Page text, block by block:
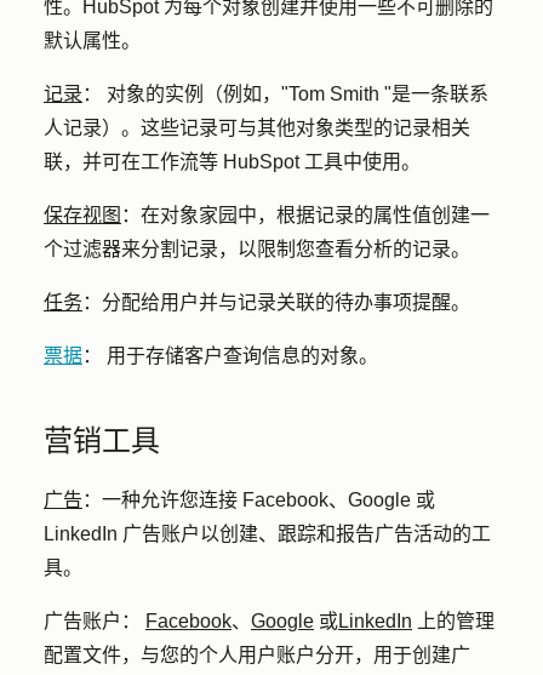
性。HubSpot 为每个对象创建并使用一些不可删除的
默认属性。
记录 ： 对象的实例（例如，"Tom Smith "是一条联系
人记录）。这些记录可与其他对象类型的记录相关
联，并可在工作流等 HubSpot 工具中使用。
保存视图 ： 在对象家园中，根据记录的属性值创建一
个过滤器来分割记录，以限制您查看分析的记录。
任务： 分配给用户并与记录关联的待办事项提醒。
票据： 用于存储客户查询信息的对象。
营销工具
广告 ： 一种允许您连接 Facebook、Google 或
LinkedIn 广告账户以创建、跟踪和报告广告活动的工
具。
广告账户： Facebook、 Google 或LinkedIn 上的管理
配置文件，与您的个人用户账户分开，用于创建广